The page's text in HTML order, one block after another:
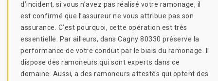
d’incident, si vous n’avez pas réalisé votre ramonage, il
est confirmé que l’assureur ne vous attribue pas son
assurance. C’est pourquoi, cette opération est très
essentielle. Par ailleurs, dans Cagny 80330 préserve la
performance de votre conduit par le biais du ramonage. Il
dispose des ramoneurs qui sont experts dans ce
domaine. Aussi, a des ramoneurs attestés qui optent des